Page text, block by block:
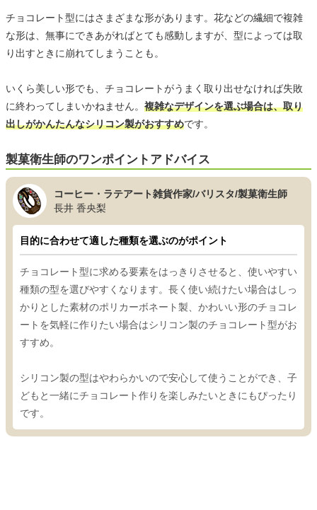
チョコレート型にはさまざまな形があります。花などの繊細で複雑
な形は、無事にできあがればとても感動しますが、型によっては取
り出すときに崩れてしまうことも。
いくら美しい形でも、チョコレートがうまく取り出せなければ失敗
に終わってしまいかねません。 複雑なデザインを選ぶ場合は、取り
出しがかんたんなシリコン製がおすすめです。
製菓衛生師のワンポイントアドバイス
コーヒー・ラテアート雑貨作家/バリスタ/製菓衛生師
長井 香央梨
目的に合わせて適した種類を選ぶのがポイント
チョコレート型に求める要素をはっきりさせると、使いやすい
種類の型を選びやすくなります。長く使い続けたい場合はしっ
かりとした素材のポリカーボネート製、かわいい形のチョコレ
ートを気軽に作りたい場合はシリコン製のチョコレート型がお
すすめ。
シリコン製の型はやわらかいので安心して使うことができ、子
どもと一緒にチョコレート作りを楽しみたいときにもぴったり
です。